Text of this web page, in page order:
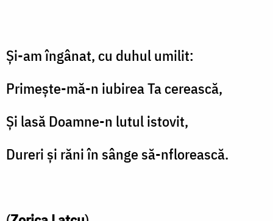
Și-am îngânat, cu duhul umilit:
Primește-mă-n iubirea Ta cerească,
Și lasă Doamne-n lutul istovit,
Dureri și răni în sânge să-nflorească.